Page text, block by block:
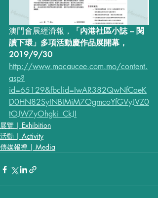
澳門會展經濟報，
「內港社區小誌 – 閱
讀下環」多項活動慶作品展開幕，
2019/9/30
http://www.macaucee.com.mo/content.
asp?
id=65129&fbclid=IwAR382QwNfCaeK
D0HN82SytNBIMiM7OgmcoYfGVyJVZ0
tOJW7yOhgki_CkJI
展覽 | Exhibition
活動 | Activity
傳媒報導 | Media